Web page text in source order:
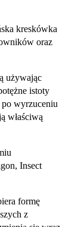
kreskówka
oraz
używając
istoty
wyrzuceniu
właściwą
Insect
formę
z